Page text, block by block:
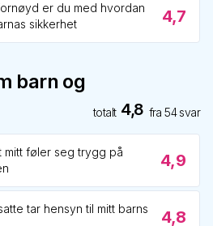
er du med hvordan
sikkerhet
4,7
barn og
totalt 4,8 fra54svar
føler seg trygg på
4,9
tar hensyn til mitt barns
4,8